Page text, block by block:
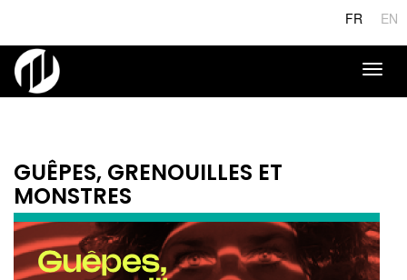
contenu
principal
EN
FR
GUÊPES, GRENOUILLES ET
MONSTRES